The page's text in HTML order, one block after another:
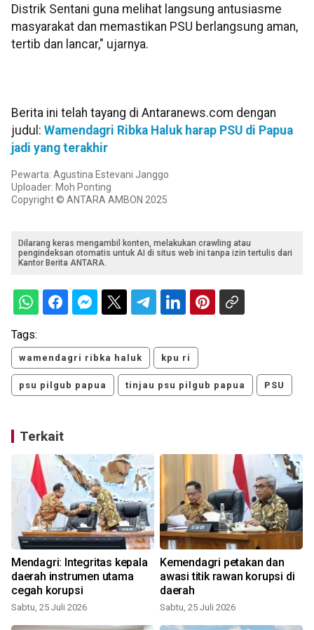
Distrik Sentani guna melihat langsung antusiasme
masyarakat dan memastikan PSU berlangsung aman,
tertib dan lancar," ujarnya.
Berita ini telah tayang di Antaranews.com dengan
judul: Wamendagri Ribka Haluk harap PSU di Papua
jadi yang terakhir
Pewarta: Agustina Estevani Janggo
Uploader: Moh Ponting
Copyright © ANTARA AMBON 2025
Dilarang keras mengambil konten, melakukan crawling atau
pengindeksan otomatis untuk AI di situs web ini tanpa izin tertulis dari
Kantor Berita ANTARA.
Tags:
wamendagri ribka haluk kpu ri
psu pilgub papua tinjau psu pilgub papua PSU
Terkait
Mendagri: Integritas kepala
daerah instrumen utama
cegah korupsi
Sabtu, 25 Juli 2026
Kemendagri petakan dan
awasi titik rawan korupsi di
daerah
Sabtu, 25 Juli 2026